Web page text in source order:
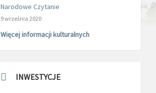
Narodowe Czytanie
9 września 2020
Więcej informacji kulturalnych
INWESTYCJE